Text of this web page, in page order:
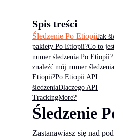
Spis treści
Śledzenie Po EtiopiiJak
pakiety Po Etiopii?Co to
numer śledzenia Po Etiopii?
znaleźć mój numer
Etiopii?Po Etiopii API
śledzeniaDlaczego API
TrackingMore?
Śledzenie
Zastanawiasz się nad